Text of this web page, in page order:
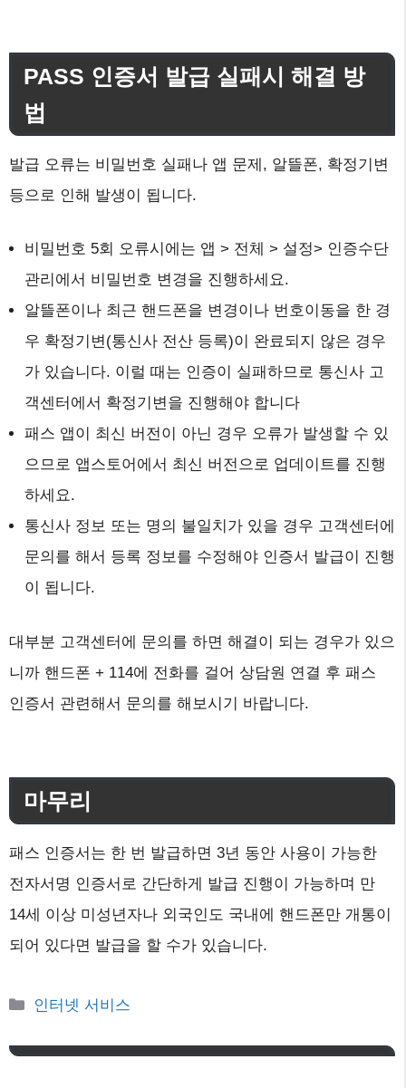
PASS 인증서 발급 실패시 해결 방
법
발급 오류는 비밀번호 실패나 앱 문제, 알뜰폰, 확정기변
등으로 인해 발생이 됩니다.
비밀번호 5회 오류시에는 앱 > 전체 > 설정> 인증수단
관리에서 비밀번호 변경을 진행하세요.
알뜰폰이나 최근 핸드폰을 변경이나 번호이동을 한 경
우 확정기변(통신사 전산 등록)이 완료되지 않은 경우
가 있습니다. 이럴 때는 인증이 실패하므로 통신사 고
객센터에서 확정기변을 진행해야 합니다
패스 앱이 최신 버전이 아닌 경우 오류가 발생할 수 있
으므로 앱스토어에서 최신 버전으로 업데이트를 진행
하세요.
통신사 정보 또는 명의 불일치가 있을 경우 고객센터에
문의를 해서 등록 정보를 수정해야 인증서 발급이 진행
이 됩니다.
대부분 고객센터에 문의를 하면 해결이 되는 경우가 있으
니까 핸드폰 + 114에 전화를 걸어 상담원 연결 후 패스
인증서 관련해서 문의를 해보시기 바랍니다.
마무리
패스 인증서는 한 번 발급하면 3년 동안 사용이 가능한
전자서명 인증서로 간단하게 발급 진행이 가능하며 만
14세 이상 미성년자나 외국인도 국내에 핸드폰만 개통이
되어 있다면 발급을 할 수가 있습니다.
카
고
인터넷 서비스